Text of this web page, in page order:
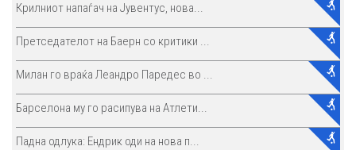
Крилниот напаѓач на Јувентус, нова...
Претседателот на Баерн со критики ...
Милан го враќа Леандро Паредес во ...
Барселона му го расипува на Атлети...
Падна одлука: Ендрик оди на нова п...